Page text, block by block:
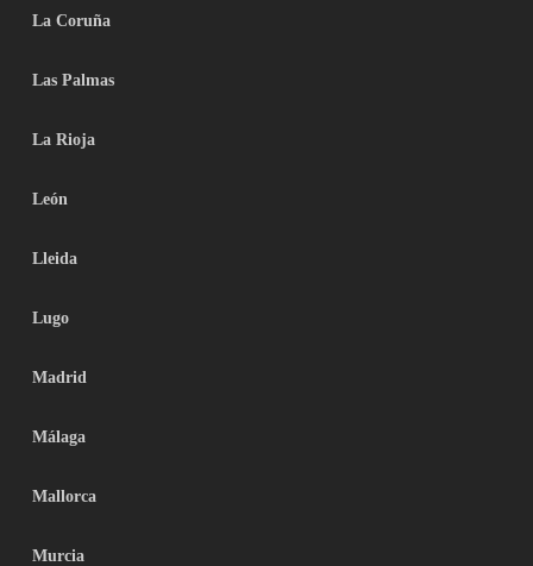
La Coruña
Las Palmas
La Rioja
León
Lleida
Lugo
Madrid
Málaga
Mallorca
Murcia